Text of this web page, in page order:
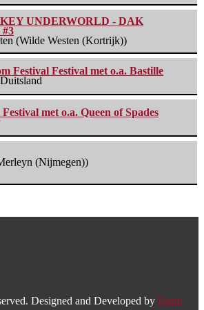
UNDERWORLD - DAK
#3
(Wilde Westen (Kortrijk))
Festival Festival met o.a. Bastille
met o.a. Queen of Spades
(Nijmegen))
Designed and Developed by Harm